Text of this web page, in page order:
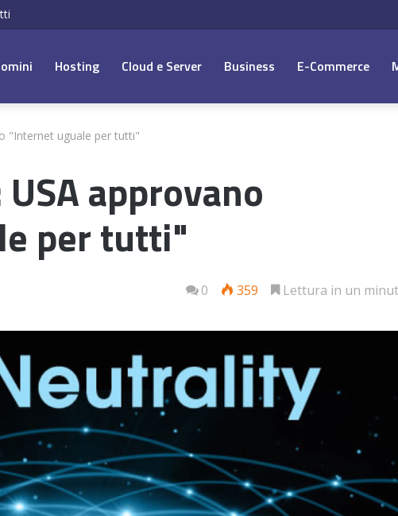
Hosting Cloud e Server Business E-Commerce
"Internet uguale per tutti"
approvano
per tutti"
0 359 Lettura in un